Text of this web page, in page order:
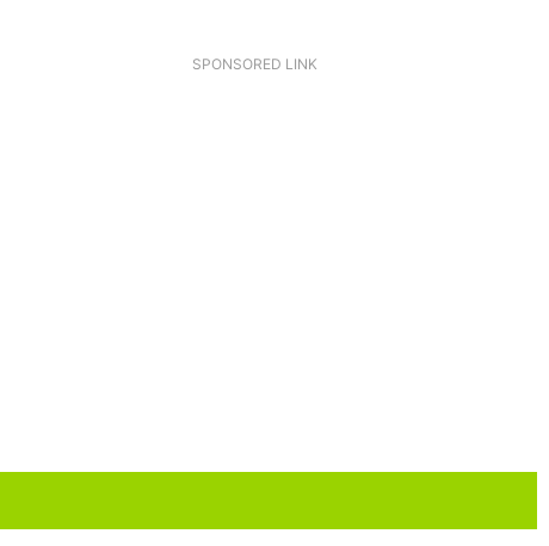
SPONSORED LINK